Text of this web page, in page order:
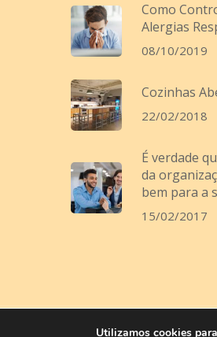
Como
Alergias
08/10/2019
Cozinhas
22/02/2018
É verdade
da
bem para a
15/02/2017
© 2026 Yru Organizer - Cursos.
Utilizamos cookies